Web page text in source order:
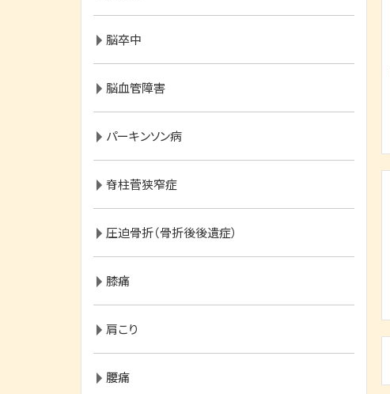
脳卒中
脳血管障害
パーキンソン病
脊柱菅狭窄症
圧迫骨折（骨折後後遺症）
膝痛
肩こり
腰痛